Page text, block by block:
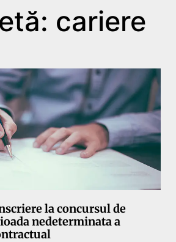
cariere
la concursul de
nedeterminata a